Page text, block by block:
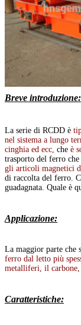
Breve introduzione:
La serie di RCDD è
nel sistema a lungo
cinghia ed ecc, che è
trasporto del ferro
gli articoli magnetici
di raccolta del ferro.
guadagnata. Quale è
Applicazione:
La maggior parte che
ferro dal letto più
metalliferi, il
Caratteristiche: